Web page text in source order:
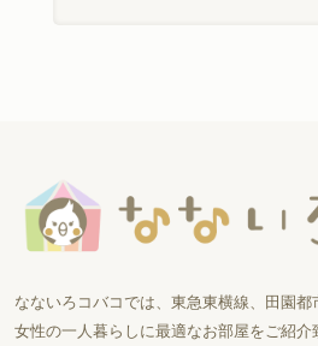
なないろコバコでは、東急東横線、田園都
女性の一人暮らしに最適なお部屋をご紹